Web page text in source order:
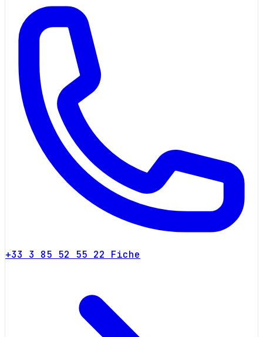
+33 3 85 52 55 22 Fiche